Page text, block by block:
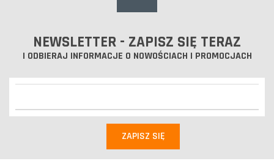
NEWSLETTER - ZAPISZ SIĘ TERAZ
I ODBIERAJ INFORMACJE O NOWOŚCIACH I PROMOCJACH